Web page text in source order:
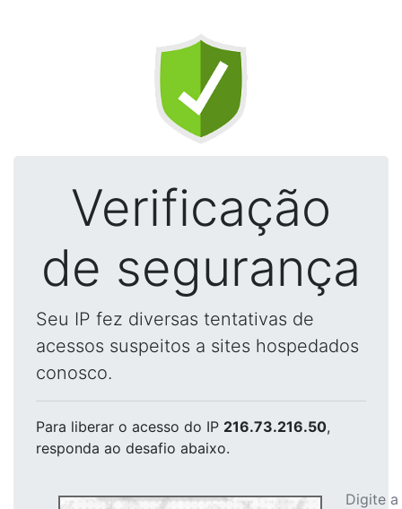
Verificação
de segurança
Seu IP fez diversas tentativas de
acessos suspeitos a sites hospedados
conosco.
Para liberar o acesso do IP 216.73.216.50,
responda ao desafio abaixo.
Digite